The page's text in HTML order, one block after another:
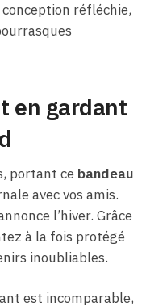
conception réfléchie,
en gardant
portant ce bandeau
avec vos amis.
l’hiver. Grâce
à la fois protégé
inoubliables.
est incomparable,